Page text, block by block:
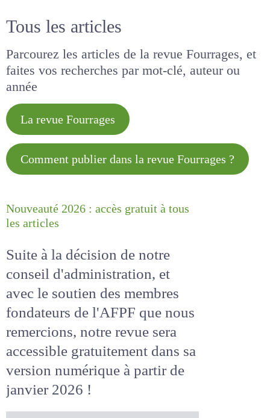
Tous les articles
Parcourez les articles de la revue Fourrages, et
faites vos recherches par mot-clé, auteur ou
année
La revue Fourrages
Comment publier dans la revue
Nouveauté 2026 : accès gratuit à
Suite à la décision de notre
conseil d'administration, et
avec le soutien des membres
fondateurs de l'AFPF que nous
remercions, notre revue sera
accessiblegratuitementdans
sa version numérique
de janvier 2026 !